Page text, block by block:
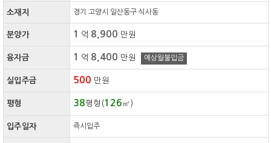
소재지 경기 고양시 일산동구 식사동
분양가 1 억 8,900 만원
융자금 1 억 8,400 만원 예상월불입금
실입주금 500 만원
평형 38평형(126 ㎡)
입주일자 즉시입주